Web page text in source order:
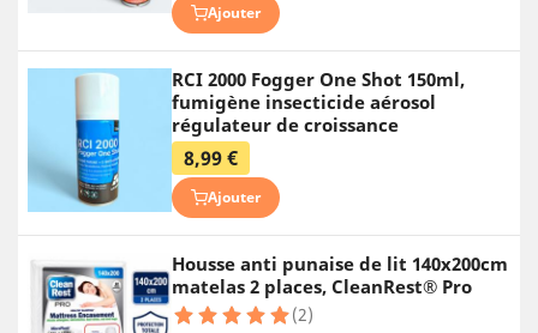
Ajouter
RCI 2000 Fogger One Shot 150ml,
fumigène insecticide aérosol
régulateur de croissance
8,99 €
Ajouter
Housse anti punaise de lit 140x200cm
matelas 2 places, CleanRest® Pro
(2)